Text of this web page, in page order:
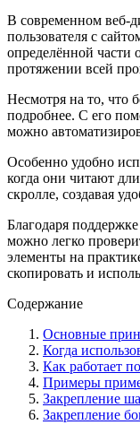
В современном веб-
пользователя с
определённой части
протяжении всей
Несмотря на то, что
подробнее. С его
можно
Особенно удобно
когда они читают
скролле, создавая
Благодаря
можно легко
элементы на
скопировать и
Содержание
Основные
Когда
Как работает
Примеры
Закрепление
Закрепление